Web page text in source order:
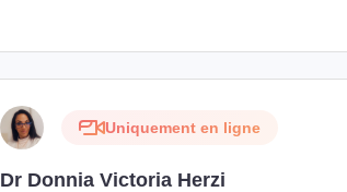
Uniquement en ligne
Dr Donnia Victoria Herzi